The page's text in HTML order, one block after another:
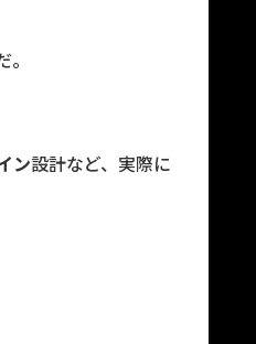
ン設計など、実際に